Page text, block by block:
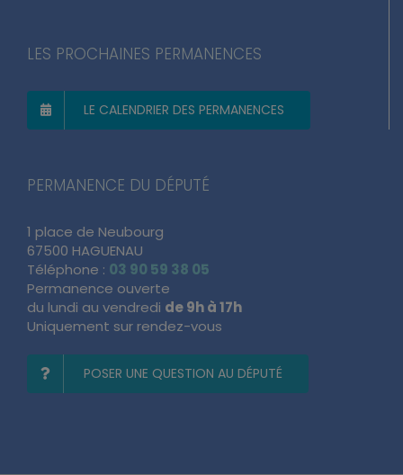
LES PROCHAINES PERMANENCES
LE CALENDRIER DES PERMANENCES
PERMANENCE DU DÉPUTÉ
1 place de Neubourg
67500 HAGUENAU
Téléphone : 03 90 59 38 05
Permanence ouverte
du lundi au vendredi de 9h à 17h
Uniquement sur rendez-vous
POSER UNE QUESTION AU DÉPUTÉ